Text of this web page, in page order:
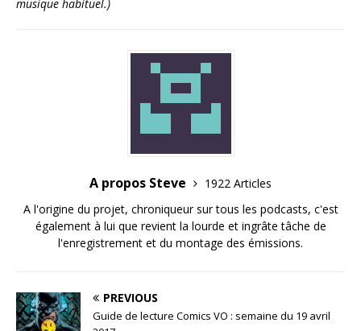
musique habituel.)
A propos Steve
1922 Articles
A l'origine du projet, chroniqueur sur tous les podcasts, c'est
également à lui que revient la lourde et ingrâte tâche de
l'enregistrement et du montage des émissions.
PREVIOUS
Guide de lecture Comics VO : semaine du 19 avril